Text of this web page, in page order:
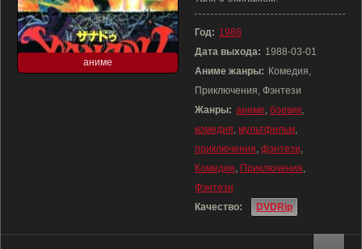
аниме
Год: 1988
Дата выхода: 1988-03-01
Аниме жанры: Комедия,
Приключения, Фэнтези
Жанры: аниме, боевик,
комедия, мультфильм,
приключения, фэнтези,
Комедия, Приключения,
Фэнтези
Качество:
DVDRip